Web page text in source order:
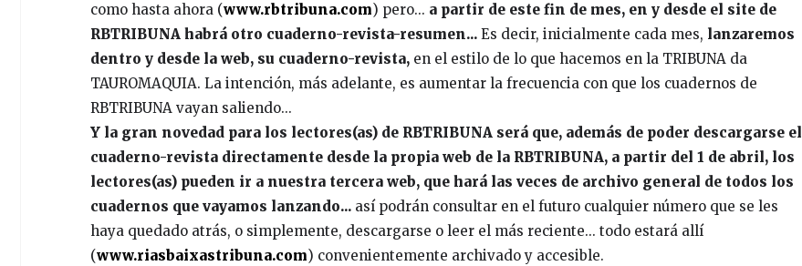
como hasta ahora (www.rbtribuna.com) pero... a partir de este fin de mes, en y desde el site de
RBTRIBUNA habrá otro cuaderno-revista-resumen... Es decir, inicialmente cada mes, lanzaremos
dentro y desde la web, su cuaderno-revista, en el estilo de lo que hacemos en la TRIBUNA da
TAUROMAQUIA. La intención, más adelante, es aumentar la frecuencia con que los cuadernos de
RBTRIBUNA vayan saliendo...
Y la gran novedad para los lectores(as) de RBTRIBUNA será que, además de poder descargarse el
cuaderno-revista directamente desde la propia web de la RBTRIBUNA, a partir del 1 de abril, los
lectores(as) pueden ir a nuestra tercera web, que hará las veces de archivo general de todos los
cuadernos que vayamos lanzando... así podrán consultar en el futuro cualquier número que se les
haya quedado atrás, o simplemente, descargarse o leer el más reciente... todo estará allí
(www.riasbaixastribuna.com) convenientemente archivado y accesible.